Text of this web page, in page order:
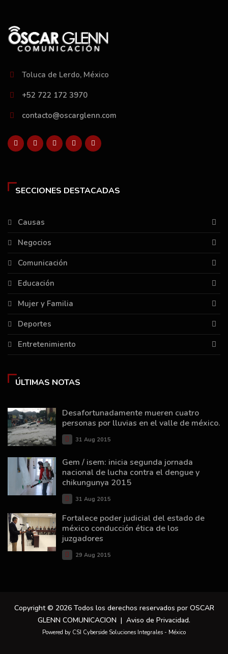
Toluca de Lerdo, México
+52 722 172 3970
contacto@oscarglenn.com
SECCIONES DESTACADAS
Causas
Negocios
Comunicación
Educación
Mujer y Familia
Deportes
Entretenimiento
ÚLTIMAS NOTAS
Desafortunadamente mueren cuatro
personas por lluvias en el valle de méxico.
31 Aug 2015
Gem / isem: inicia segunda jornada
nacional de lucha contra el dengue y
chikungunya 2015
31 Aug 2015
Fortalece poder judicial del estado de
méxico conducción ética de los
juzgadores
29 Aug 2015
Copyright © 2026 Todos los derechos reservados por OSCAR
GLENN COMUNICACION | Aviso de Privacidad.
Powered by CSI Cyberside Soluciones Integrales - México